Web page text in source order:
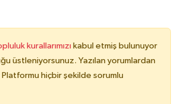
kurallarımızı kabul etmiş bulunuyor
üstleniyorsunuz. Yazılan yorumlardan
Platformu hiçbir şekilde sorumlu